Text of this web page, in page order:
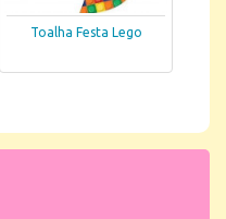
Toalha Festa Lego